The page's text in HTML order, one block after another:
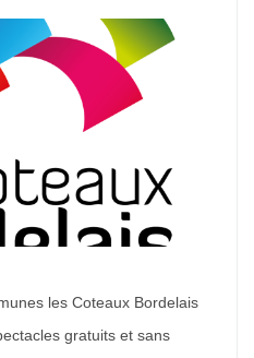
les Coteaux Bordelais
gratuits et sans